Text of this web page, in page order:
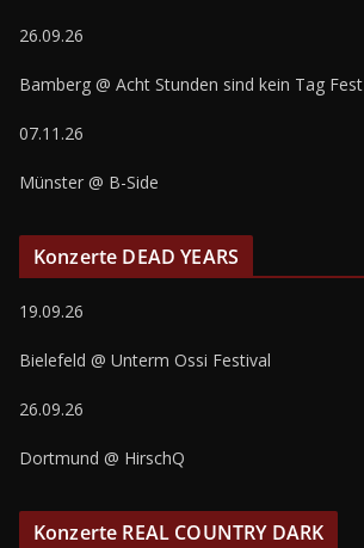
26.09.26
Bamberg @ Acht Stunden sind kein Tag Fest
07.11.26
Münster @ B-Side
Konzerte DEAD YEARS
19.09.26
Bielefeld @ Unterm Ossi Festival
26.09.26
Dortmund @ HirschQ
Konzerte REAL COUNTRY DARK